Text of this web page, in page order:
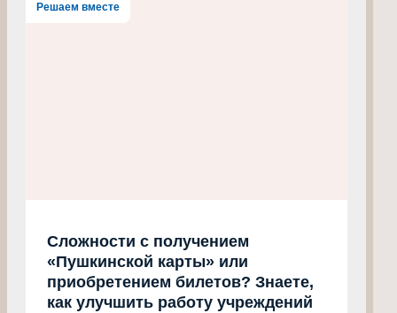
Решаем вместе
Сложности с получением
«Пушкинской карты» или
приобретением билетов? Знаете,
как улучшить работу учреждений